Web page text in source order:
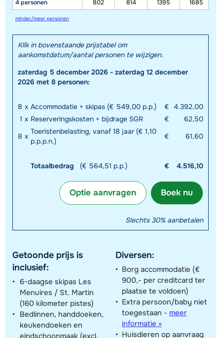
4 personen 802 814 1395 1685
minder/meer personen
Klik in bovenstaande prijstabel om
aankomstdatum/aantal personen te wijzigen.
zaterdag 5 december 2026 - zaterdag 12 december
2026 met 8 personen:
8 x Accommodatie + skipas (€ 549,00 p.p.) € 4.392,00
1 x Reserveringskosten + bijdrage SGR €
62,50
8 x
Toeristenbelasting, vanaf 18 jaar (€ 1,10
p.p.p.n.)
€ 61,60
Totaalbedrag (€ 564,51 p.p.) € 4.516,10
Boek nu
Optie aanvragen
Slechts 30% aanbetalen
Getoonde prijs is
inclusief:
6-daagse skipas Les
Menuires / St. Martin
(160 kilometer pistes)
Bedlinnen, handdoeken,
keukendoeken en
eindschoonmaak (excl.
Diversen:
Borg accommodatie (€
900,- per creditcard ter
plaatse te voldoen)
Extra persoon/baby niet
toegestaan - meer
informatie »
Huisdieren op aanvraag